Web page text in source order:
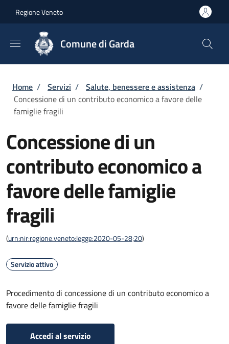
Regione Veneto
Comune di Garda
Briciole di pane
Home / Servizi / Salute, benessere e assistenza /
Concessione di un contributo economico a favore delle
famiglie fragili
Concessione di un
contributo economico a
favore delle famiglie
fragili
(urn:nir:regione.veneto:legge:2020-05-28;20)
Servizio attivo
Procedimento di concessione di un contributo economico a
favore delle famiglie fragili
Accedi al servizio